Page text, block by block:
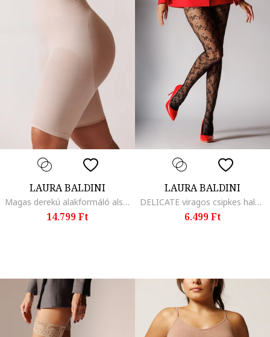
LAURA BALDINI
Magas derekú alakformáló alsó, Bézs
14.799 Ft
LAURA BALDINI
DELICATE viragos csipkes halos ruha, fekete (nero), Fekete
6.499 Ft